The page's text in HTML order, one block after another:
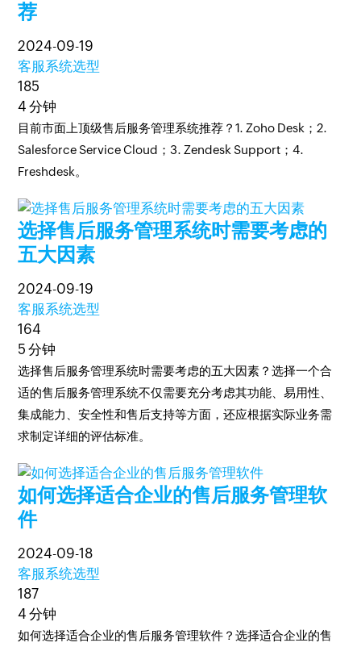
荐
2024-09-19
客服系统选型
185
4 分钟
目前市面上顶级售后服务管理系统推荐？1. Zoho Desk；2.
Salesforce Service Cloud；3. Zendesk Support；4.
Freshdesk。
选择售后服务管理系统时需要考虑的
五大因素
2024-09-19
客服系统选型
164
5 分钟
选择售后服务管理系统时需要考虑的五大因素？选择一个合
适的售后服务管理系统不仅需要充分考虑其功能、易用性、
集成能力、安全性和售后支持等方面，还应根据实际业务需
求制定详细的评估标准。
如何选择适合企业的售后服务管理软
件
2024-09-18
客服系统选型
187
4 分钟
如何选择适合企业的售后服务管理软件？选择适合企业的售